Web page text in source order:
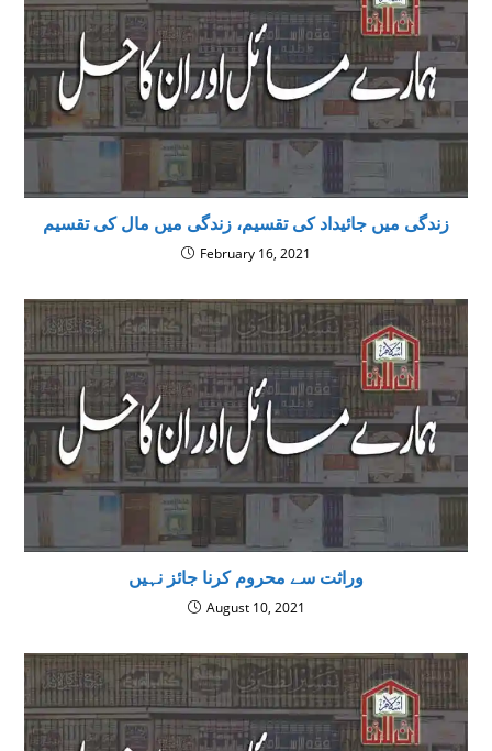
زندگی میں جائیداد کی تقسیم، زندگی میں مال کی تقسیم
February 16, 2021
وراثت سے محروم کرنا جائز نہیں
August 10, 2021